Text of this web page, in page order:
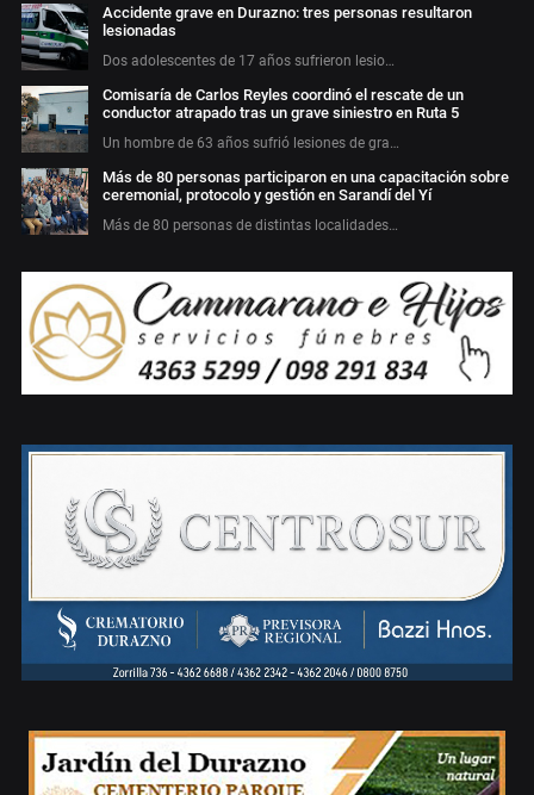
Accidente grave en Durazno: tres personas resultaron
lesionadas
Dos adolescentes de 17 años sufrieron lesio…
Comisaría de Carlos Reyles coordinó el rescate de un
conductor atrapado tras un grave siniestro en Ruta 5
Un hombre de 63 años sufrió lesiones de gra…
Más de 80 personas participaron en una capacitación sobre
ceremonial, protocolo y gestión en Sarandí del Yí
Más de 80 personas de distintas localidades…